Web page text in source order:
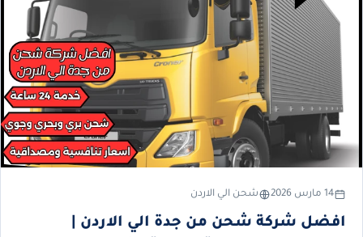
14 مارس 2026 شحن الي الاردن
افضل شركة شحن من جدة الي الاردن |